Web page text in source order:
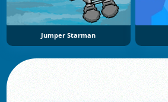
Jumper Starman